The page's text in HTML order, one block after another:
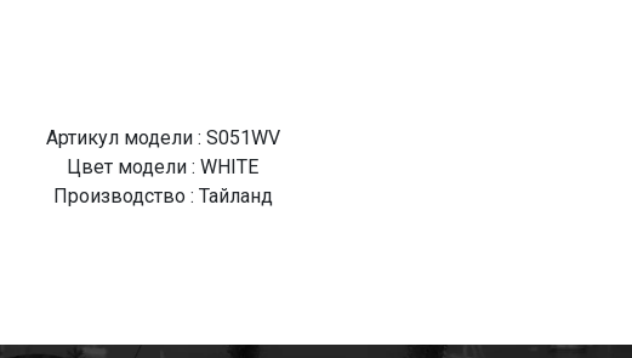
Артикул модели : S051WV
Цвет модели : WHITE
Производство : Тайланд